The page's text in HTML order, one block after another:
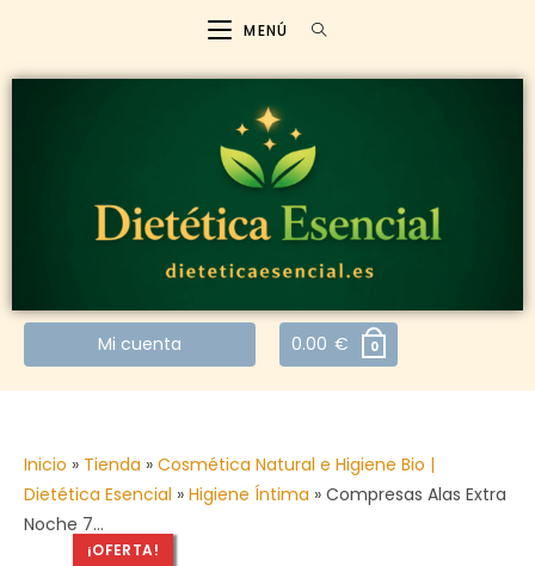
MENÚ
Mi cuenta 0.00 € 0
Inicio » Tienda » Cosmética Natural e Higiene Bio |
Dietética Esencial » Higiene Íntima » Compresas Alas Extra
Noche 7…
¡OFERTA!